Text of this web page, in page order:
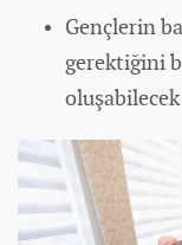
Gençlerin
gerektiğini